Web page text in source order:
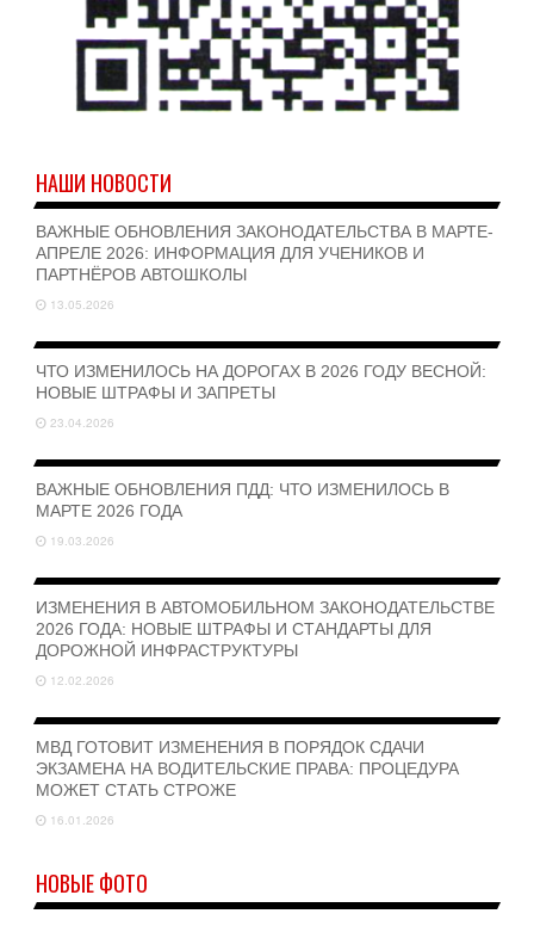
НАШИ НОВОСТИ
ВАЖНЫЕ ОБНОВЛЕНИЯ ЗАКОНОДАТЕЛЬСТВА В МАРТЕ-
АПРЕЛЕ 2026: ИНФОРМАЦИЯ ДЛЯ УЧЕНИКОВ И
ПАРТНЁРОВ АВТОШКОЛЫ
13.05.2026
ЧТО ИЗМЕНИЛОСЬ НА ДОРОГАХ В 2026 ГОДУ ВЕСНОЙ:
НОВЫЕ ШТРАФЫ И ЗАПРЕТЫ
23.04.2026
ВАЖНЫЕ ОБНОВЛЕНИЯ ПДД: ЧТО ИЗМЕНИЛОСЬ В
МАРТЕ 2026 ГОДА
19.03.2026
ИЗМЕНЕНИЯ В АВТОМОБИЛЬНОМ ЗАКОНОДАТЕЛЬСТВЕ
2026 ГОДА: НОВЫЕ ШТРАФЫ И СТАНДАРТЫ ДЛЯ
ДОРОЖНОЙ ИНФРАСТРУКТУРЫ
12.02.2026
МВД ГОТОВИТ ИЗМЕНЕНИЯ В ПОРЯДОК СДАЧИ
ЭКЗАМЕНА НА ВОДИТЕЛЬСКИЕ ПРАВА: ПРОЦЕДУРА
МОЖЕТ СТАТЬ СТРОЖЕ
16.01.2026
НОВЫЕ ФОТО